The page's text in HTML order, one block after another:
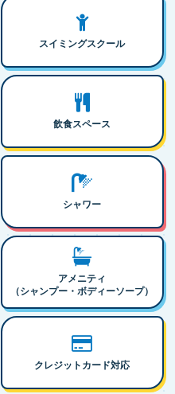
スイミングスクール
飲食スペース
シャワー
アメニティ
（シャンプー・ボディーソープ）
クレジットカード対応